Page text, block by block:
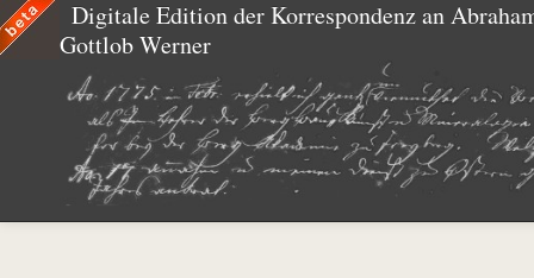
Digitale Edition der Korrespondenz an
Gottlob Werner